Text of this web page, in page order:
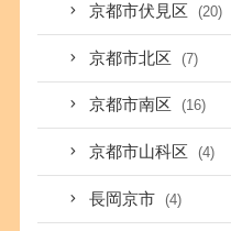
京都市伏見区 (20)
京都市北区 (7)
京都市南区 (16)
京都市山科区 (4)
長岡京市 (4)